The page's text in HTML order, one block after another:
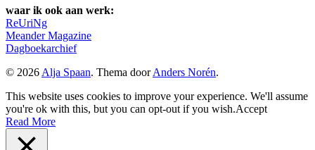
waar ik ook aan werk:
ReUriNg
Meander Magazine
Dagboekarchief
© 2026 Alja Spaan. Thema doorAnders Norén.
This website uses cookies to improve your experience. We'll assume
you're ok with this, but you can opt-out if you wish.Accept
Read More